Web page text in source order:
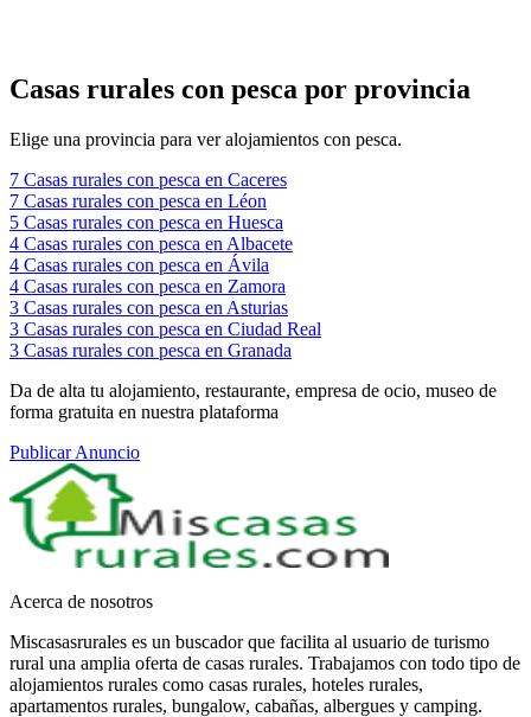
Casas rurales con pesca por provincia
Elige una provincia para ver alojamientos con pesca.
7 Casas rurales con pesca en Caceres
7 Casas rurales con pesca en Léon
5 Casas rurales con pesca en Huesca
4 Casas rurales con pesca en Albacete
4 Casas rurales con pesca en Ávila
4 Casas rurales con pesca en Zamora
3 Casas rurales con pesca en Asturias
3 Casas rurales con pesca en Ciudad Real
3 Casas rurales con pesca en Granada
Da de alta tu alojamiento, restaurante, empresa de ocio, museo de
forma gratuita en nuestra plataforma
Publicar Anuncio
Acerca de nosotros
Miscasasrurales es un buscador que facilita al usuario de turismo
rural una amplia oferta de casas rurales. Trabajamos con todo tipo de
alojamientos rurales como casas rurales, hoteles rurales,
apartamentos rurales, bungalow, cabañas, albergues y camping.